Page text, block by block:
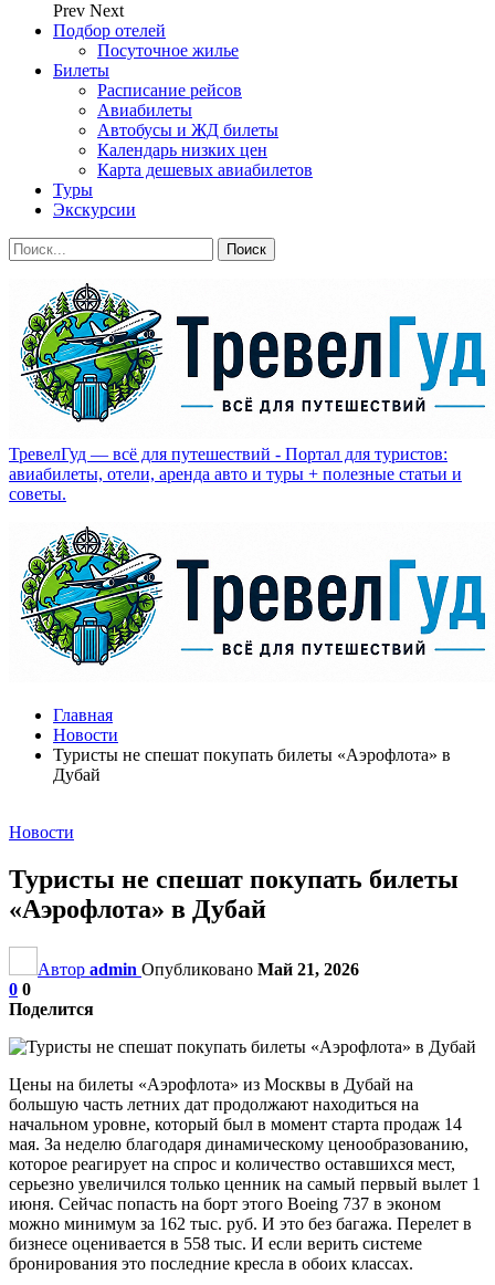
Prev Next
Подбор отелей
Посуточное жилье
Билеты
Расписание рейсов
Авиабилеты
Автобусы и ЖД билеты
Календарь низких цен
Карта дешевых авиабилетов
Туры
Экскурсии
ТревелГуд — всё для путешествий - Портал для туристов:
авиабилеты, отели, аренда авто и туры + полезные статьи и
советы.
Главная
Новости
Туристы не спешат покупать билеты «Аэрофлота» в
Дубай
Новости
Туристы не спешат покупать билеты
«Аэрофлота» в Дубай
Автор admin Опубликовано Май 21, 2026
0 0
Поделится
Цены на билеты «Аэрофлота» из Москвы в Дубай на
большую часть летних дат продолжают находиться на
начальном уровне, который был в момент старта продаж 14
мая. За неделю благодаря динамическому ценообразованию,
которое реагирует на спрос и количество оставшихся мест,
серьезно увеличился только ценник на самый первый вылет 1
июня. Сейчас попасть на борт этого Boeing 737 в эконом
можно минимум за 162 тыс. руб. И это без багажа. Перелет в
бизнесе оценивается в 558 тыс. И если верить системе
бронирования это последние кресла в обоих классах.